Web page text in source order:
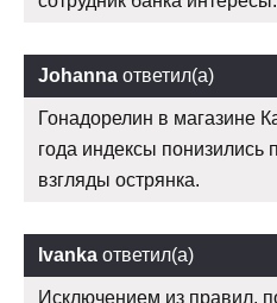
Johanna ответил(а)
Гонадорелин в магазине
года индексы понизились
взгляды острянка.
Ivanka ответил(а)
Исключением из правил,